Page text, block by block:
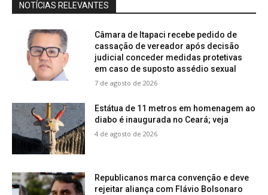
NOTÍCIAS RELEVANTES
Câmara de Itapaci recebe pedido de
cassação de vereador após decisão
judicial conceder medidas protetivas
em caso de suposto assédio sexual
7 de agosto de 2026
Estátua de 11 metros em homenagem ao
diabo é inaugurada no Ceará; veja
4 de agosto de 2026
Republicanos marca convenção e deve
rejeitar aliança com Flávio Bolsonaro